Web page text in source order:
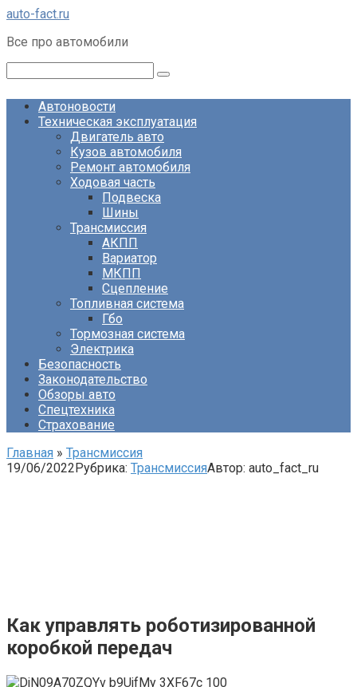
Перейти
контенту
auto-fact.ru
Все про автомобили
Автоновости
Техническая эксплуатация
Двигатель авто
Кузов автомобиля
Ремонт автомобиля
Ходовая часть
Подвеска
Шины
Трансмиссия
АКПП
Вариатор
МКПП
Сцепление
Топливная система
Гбо
Тормозная система
Электрика
Безопасность
Законодательство
Обзоры авто
Спецтехника
Страхование
Главная » Трансмиссия
19/06/2022Рубрика: ТрансмиссияАвтор: auto_fact_ru
Как управлять роботизированной
коробкой передач